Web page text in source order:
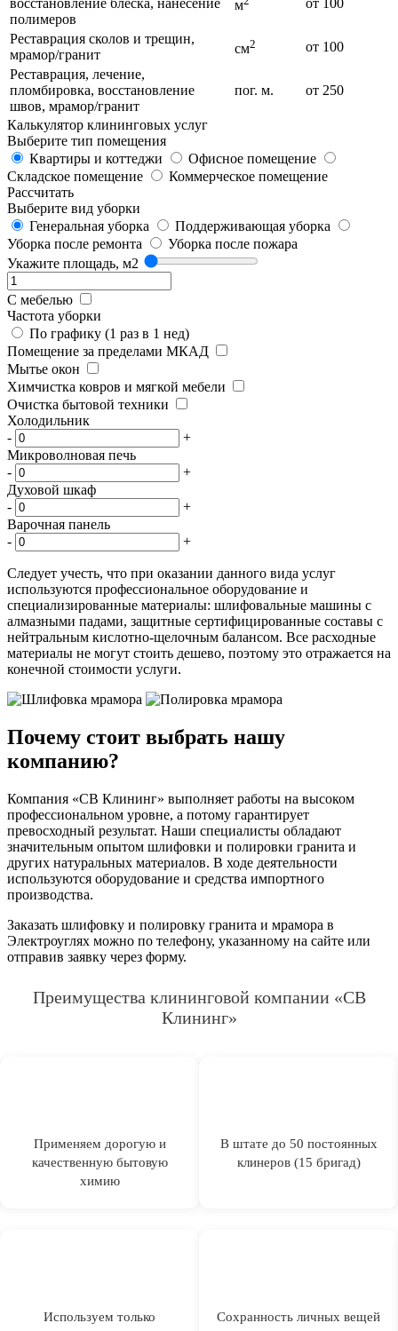
восстановление блеска, нанесение
полимеров
м от 100
Реставрация сколов и трещин,
мрамор/гранит
см2
от 100
Реставрация, лечение,
пломбировка, восстановление
швов, мрамор/гранит
пог. м. от 250
Калькулятор клининговых услуг
Выберите тип помещения
Квартиры и коттеджи
Офисное помещение
Складское помещение
Коммерческое помещение
Рассчитать
Выберите вид уборки
Генеральная уборка
Поддерживающая уборка
Уборка после ремонта
Уборка после пожара
Укажите площадь, м2
С мебелью
Частота уборки
По графику (1 раз в 1 нед)
Помещение за пределами МКАД
Мытье окон
Химчистка ковров и мягкой мебели
Очистка бытовой техники
Холодильник
-
+
Микроволновая печь
-
+
Духовой шкаф
-
+
Варочная панель
-
+
Следует учесть, что при оказании данного вида услуг
используются профессиональное оборудование и
специализированные материалы: шлифовальные машины с
алмазными падами, защитные сертифицированные составы с
нейтральным кислотно-щелочным балансом. Все расходные
материалы не могут стоить дешево, поэтому это отражается на
конечной стоимости услуги.
Почему стоит выбрать нашу
компанию?
Компания «СВ Клининг» выполняет работы на высоком
профессиональном уровне, а потому гарантирует
превосходный результат. Наши специалисты обладают
значительным опытом шлифовки и полировки гранита и
других натуральных материалов. В ходе деятельности
используются оборудование и средства импортного
производства.
Заказать шлифовку и полировку гранита и мрамора в
Электроуглях можно по телефону, указанному на сайте или
отправив заявку через форму.
Преимущества клининговой компании «СВ
Клининг»
Применяем дорогую и
качественную бытовую
химию
В штате до 50 постоянных
клинеров (15 бригад)
Используем только
Сохранность личных вещей